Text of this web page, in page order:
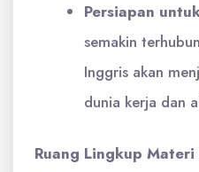
Persiapan
semakin
Inggris akan
dunia kerja dan
Ruang Lingkup